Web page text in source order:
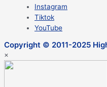
Instagram
Tiktok
YouTube
Copyright © 2011-2025
×